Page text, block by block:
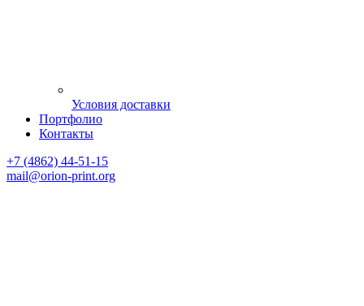
Условия доставки
Портфолио
Контакты
+7 (4862) 44-51-15
mail@orion-print.org